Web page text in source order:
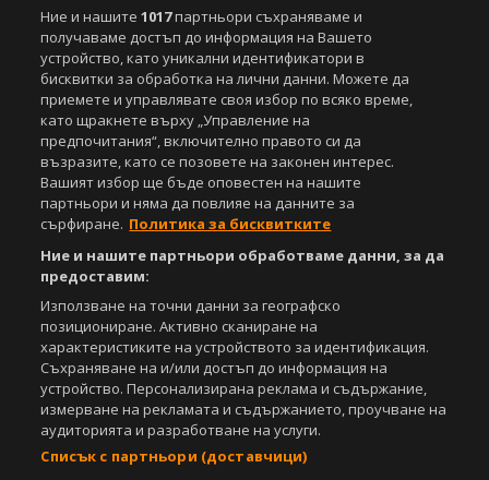
Ние и нашите1017партньори съхраняваме и
получаваме достъп до информация на Вашето
устройство, като уникални идентификатори в
бисквитки за обработка на лични данни. Можете да
приемете и управлявате своя избор по всяко време,
като щракнете върху „Управление на
предпочитания“, включително правото си да
възразите, като се позовете на законен интерес.
Вашият избор ще бъде оповестен на нашите
партньори и няма да повлияе на данните за
сърфиране. Политика за бисквитките
Ние и нашите партньори обработваме данни, за да
предоставим:
Използване на точни данни за географско
позициониране. Активно сканиране на
характеристиките на устройството за идентификация.
Съхраняване на и/или достъп до информация на
устройство. Персонализирана реклама и съдържание,
измерване на рекламата и съдържанието, проучване на
аудиторията и разработване на услуги.
Списък с партньори (доставчици)